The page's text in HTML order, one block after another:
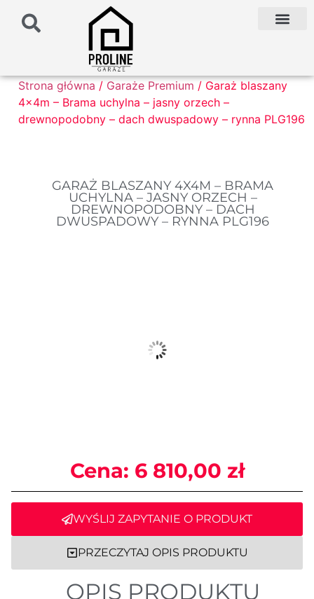
Strona główna / Garaże Premium / Garaż blaszany
4x4m – Brama uchylna – jasny orzech –
drewnopodobny – dach dwuspadowy – rynna PLG196
GARAŻ BLASZANY 4X4M – BRAMA
UCHYLNA – JASNY ORZECH –
DREWNOPODOBNY – DACH
DWUSPADOWY – RYNNA PLG196
Cena: 6 810,00 zł
WYŚLIJ ZAPYTANIE O PRODUKT
PRZECZYTAJ OPIS PRODUKTU
OPIS PRODUKTU